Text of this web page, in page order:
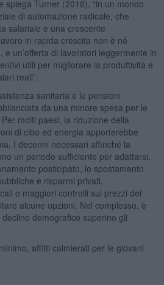
spiega Turner (2018), “in un mondo
di automazione radicale, che
salariale e una crescente
in rapida crescita non è né
un’offerta di lavoratori leggermente in
utili per migliorare la produttività e
reali”.
sanitaria e le pensioni
da una minore spesa per le
molti paesi, la riduzione della
di cibo ed energia apporterebbe
I decenni necessari affinché la
un periodo sufficiente per adattarsi,
posticipato, lo spostamento
e risparmi privati,
o maggiori controlli sui prezzi dei
alcune opzioni. Nel complesso, è
demografico superino gli
affitti calmierati per le giovani